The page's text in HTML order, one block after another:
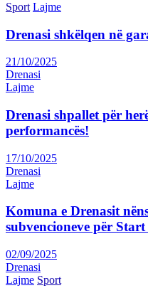
Sport Lajme
Drenasi shkëlqen në
21/10/2025
Drenasi
Lajme
Drenasi shpallet për
performancës!
17/10/2025
Drenasi
Lajme
Komuna e Drenasit
subvencioneve për
02/09/2025
Drenasi
Lajme Sport